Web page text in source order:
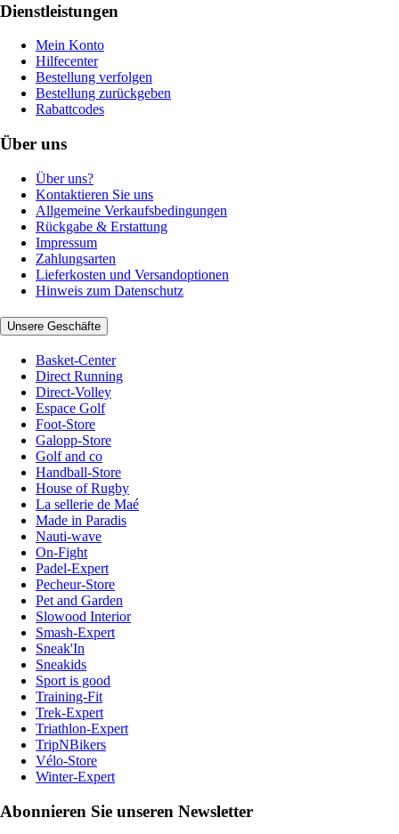
Dienstleistungen
Mein Konto
Hilfecenter
Bestellung verfolgen
Bestellung zurückgeben
Rabattcodes
Über uns
Über uns?
Kontaktieren Sie uns
Allgemeine Verkaufsbedingungen
Rückgabe & Erstattung
Impressum
Zahlungsarten
Lieferkosten und Versandoptionen
Hinweis zum Datenschutz
Unsere Geschäfte
Basket-Center
Direct Running
Direct-Volley
Espace Golf
Foot-Store
Galopp-Store
Golf and co
Handball-Store
House of Rugby
La sellerie de Maé
Made in Paradis
Nauti-wave
On-Fight
Padel-Expert
Pecheur-Store
Pet and Garden
Slowood Interior
Smash-Expert
Sneak'In
Sneakids
Sport is good
Training-Fit
Trek-Expert
Triathlon-Expert
TripNBikers
Vélo-Store
Winter-Expert
Abonnieren Sie unseren Newsletter